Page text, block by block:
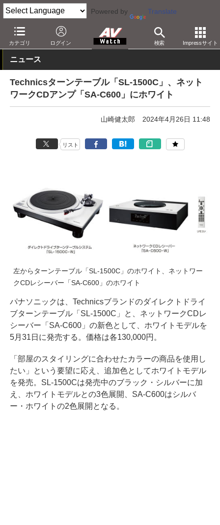
Powered by Translate
カテゴリ ログイン 検索 Impressサイト
AV Watch 製品 レコードプレーヤー
ニュース
Technicsターンテーブル「SL-1500C」、ネット
ワークCDアンプ「SA-C600」にホワイト
山崎健太郎 2024年4月26日 11:48
リスト
左からターンテーブル「SL-1500C」のホワイト、ネットワー
クCDレシーバー「SA-C600」のホワイト
パナソニックは、Technicsブランドのダイレクトドライ
ブターンテーブル「SL-1500C」と、ネットワークCDレ
シーバー「SA-C600」の新色として、ホワイトモデルを
5月31日に発売する。価格は各130,000円。
「部屋のスタイリングに合わせたカラーの商品を使用し
たい」という要望に応え、追加色としてホワイトモデル
を発売。SL-1500Cは発売中のブラック・シルバーに加
え、ホワイトモデルとの3色展開、SA-C600はシルバ
ー・ホワイトの2色展開となる。